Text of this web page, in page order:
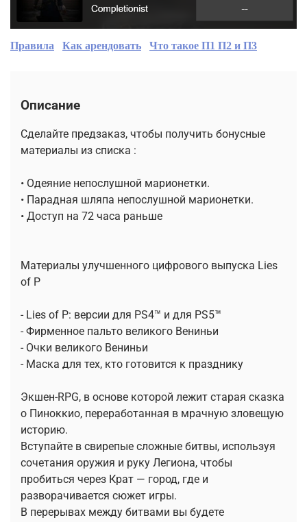
Правила Как арендовать Что такое П1 П2 и П3
Описание
Сделайте предзаказ, чтобы получить бонусные
материалы из списка :
• Одеяние непослушной марионетки.
• Парадная шляпа непослушной марионетки.
• Доступ на 72 часа раньше
Материалы улучшенного цифрового выпуска Lies
of P
- Lies of P: версии для PS4™ и для PS5™
- Фирменное пальто великого Вениньи
- Очки великого Вениньи
- Маска для тех, кто готовится к празднику
Экшен-RPG, в основе которой лежит старая сказка
о Пиноккио, переработанная в мрачную зловещую
историю.
Вступайте в свирепые сложные битвы, используя
сочетания оружия и руку Легиона, чтобы
пробиться через Крат — город, где и
разворачивается сюжет игры.
В перерывах между битвами вы будете